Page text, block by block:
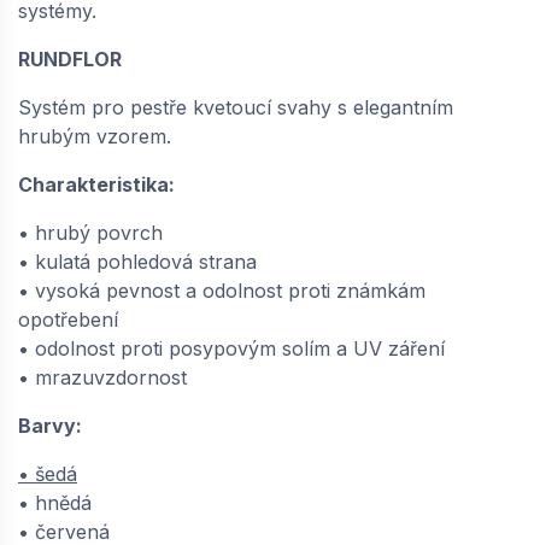
systémy.
RUNDFLOR
Systém pro pestře kvetoucí svahy s elegantním
hrubým vzorem.
Charakteristika:
• hrubý povrch
• kulatá pohledová strana
• vysoká pevnost a odolnost proti známkám
opotřebení
• odolnost proti posypovým solím a UV záření
• mrazuvzdornost
Barvy:
• šedá
• hnědá
• červená